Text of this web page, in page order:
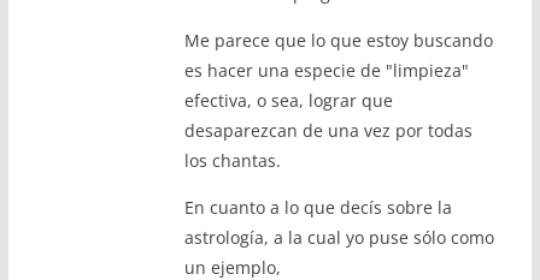
Me parece que lo que estoy buscando
es hacer una especie de "limpieza"
efectiva, o sea, lograr que
desaparezcan de una vez por todas
los chantas.
En cuanto a lo que decís sobre la
astrología, a la cual yo puse sólo como
un ejemplo,